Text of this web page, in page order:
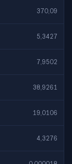
370,09
5,3427
7,9502
38,9261
19,0106
4,3276